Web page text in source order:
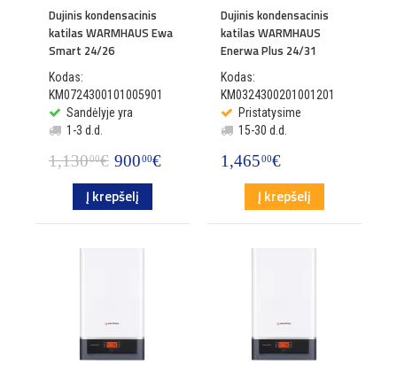
Dujinis kondensacinis
katilas WARMHAUS Ewa
Smart 24/26
Kodas:
KM0724300101005901
Sandėlyje yra
1-3 d.d.
1,13000€ 90000€
Į krepšelį
Dujinis kondensacinis
katilas WARMHAUS
Enerwa Plus 24/31
Kodas:
KM0324300201001201
Pristatysime
15-30 d.d.
1,46500€
Į krepšelį